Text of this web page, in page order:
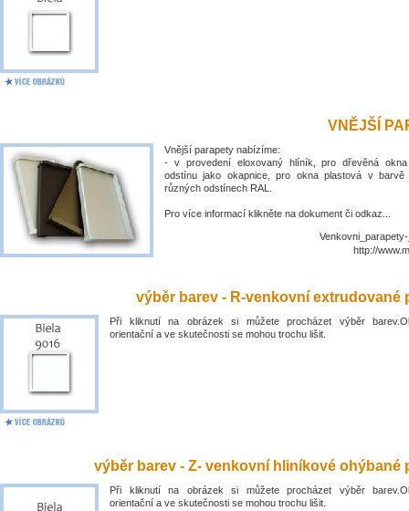
VNĚJŠÍ
Vnější parapety nabízíme:
- v provedení eloxovaný hlíník, pro dřevěná
odstínu jako okapnice, pro okna plastová v
různých odstínech RAL.
Pro více informací klikněte na dokument či odkaz...
http://
výběr barev - R-venkovní extrudované
Při kliknutí na obrázek si můžete procházet výběr
orientační a ve skutečnosti se mohou trochu lišit.
výběr barev - Z- venkovní hliníkové ohýbané
Při kliknutí na obrázek si můžete procházet výběr
orientační a ve skutečnosti se mohou trochu lišit.